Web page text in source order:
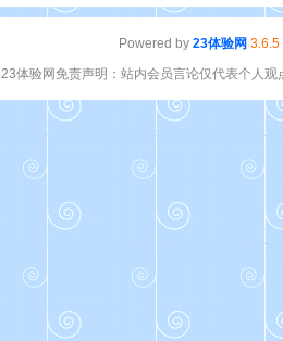
Powered by 23体验网 3.6.5
23体验网免责声明：站内会员言论仅代表个人